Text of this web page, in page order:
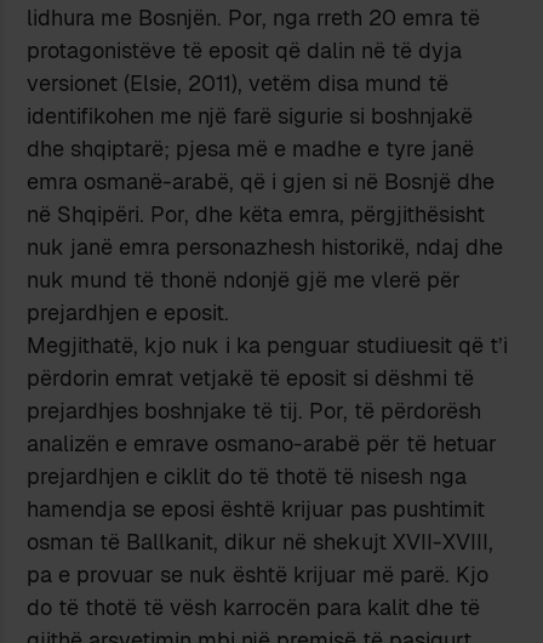
lidhura me Bosnjën. Por, nga rreth 20 emra të
protagonistëve të eposit që dalin në të dyja
versionet (Elsie, 2011), vetëm disa mund të
identifikohen me një farë sigurie si boshnjakë
dhe shqiptarë; pjesa më e madhe e tyre janë
emra osmanë-arabë, që i gjen si në Bosnjë dhe
në Shqipëri. Por, dhe këta emra, përgjithësisht
nuk janë emra personazhesh historikë, ndaj dhe
nuk mund të thonë ndonjë gjë me vlerë për
prejardhjen e eposit.
Megjithatë, kjo nuk i ka penguar studiuesit që t’i
përdorin emrat vetjakë të eposit si dëshmi të
prejardhjes boshnjake të tij. Por, të përdorësh
analizën e emrave osmano-arabë për të hetuar
prejardhjen e ciklit do të thotë të nisesh nga
hamendja se eposi është krijuar pas pushtimit
osman të Ballkanit, dikur në shekujt XVII-XVIII,
pa e provuar se nuk është krijuar më parë. Kjo
do të thotë të vësh karrocën para kalit dhe të